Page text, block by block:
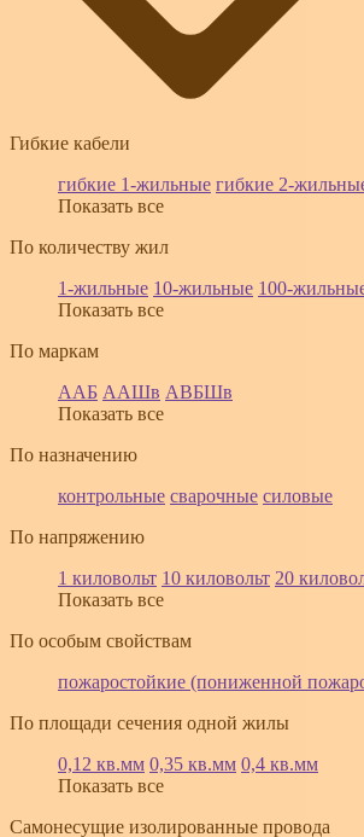
Гибкие кабели
гибкие 1-жильные гибкие 2-
Показать все
По количеству жил
1-жильные 10-жильные 100-
Показать все
По маркам
ААБ ААШв АВБШв
Показать все
По назначению
контрольные сварочные силовые
По напряжению
1 киловольт 10 киловольт 20
Показать все
По особым свойствам
пожаростойкие (пониженной
По площади сечения одной жилы
0,12 кв.мм 0,35 кв.мм 0,4 кв.мм
Показать все
Самонесущие изолированные провода